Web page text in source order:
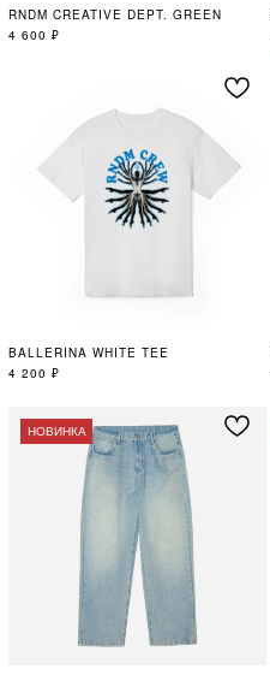
RNDM CREATIVE DEPT. GREEN
4 600 ₽
BALLERINA WHITE TEE
4 200 ₽
НОВИНКА